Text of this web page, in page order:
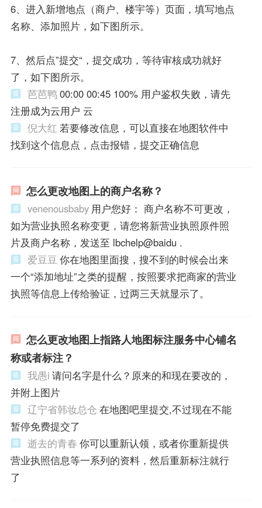
6、进入新增地点（商户、楼宇等）页面，填写地点
名称、添加照片，如下图所示。
7、然后点”提交“，提交成功，等待审核成功就好
了，如下图所示。
芭芭鸭00:00 00:45 100% 用户鉴权失败，请先
注册成为云用户 云
倪大红 若要修改信息，可以直接在地图软件中
找到这个信息点，点击报错，提交正确信息
怎么更改地图上的商户名称？
venenousbaby 用户您好： 商户名称不可更改，
如为营业执照名称变更，请您将新营业执照原件照
片及商户名称，发送至 lbchelp@baidu .
爱豆豆 你在地图里面搜，搜不到的时候会出来
一个“添加地址”之类的提醒，按照要求把商家的营业
执照等信息上传给验证，过两三天就显示了。
怎么更改地图上指路人地图标注服务中心铺名
称或者标注？
我愚i 请问名字是什么？原来的和现在要改的，
并附上图片
辽宁省韩妆总仓 在地图吧里提交,不过现在不能
暂停免费提交了
逝去的青春 你可以重新认领，或者你重新提供
营业执照信息等一系列的资料，然后重新标注就行
了